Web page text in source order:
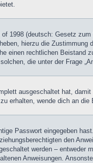
1998 (deutsch: Gesetz
hierzu die
einen rechtlichen
die unter der Frage
ausgeschaltet hat,
erhalten, wende dich an die
Passwort eingegeben
den
werden –
Anweisungen.